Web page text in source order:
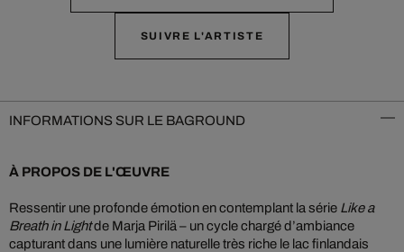
SUIVRE L'ARTISTE
INFORMATIONS SUR LE BAGROUND
À PROPOS DE L'ŒUVRE
Ressentir une profonde émotion en contemplant la série Like a
Breath in Lightde Marja Pirilä – un cycle chargé d’ambiance
capturant dans une lumière naturelle très riche le lac finlandais